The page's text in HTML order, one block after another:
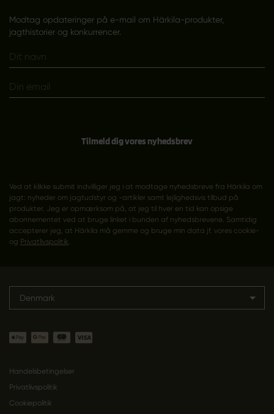
Modtag opdateringer på e-mail om Härkila-produkter,
jagthistorier og konkurrencer.
Tilmeld dig vores nyhedsbrev
Ved at klikke submit indvilliger jeg i at modtage nyhedsbreve fra Härkila om
jagt: nyheder om jagtudstyr og -artikler samt lejlighedsvis tilbud på
produkter. Jeg er opmærksom på, at jeg til hver en tid kan opsige
abonnementet ved at bruge linket i bunden af nyhedsbrevene. Samtidig
accepterer jeg, at Härkila må gemme og bruge min data jf. vores cookie-
og Privatlivspolitik.
Denmark
Handelsbetingelser
Privatlivspolitik
Cookiepolitik